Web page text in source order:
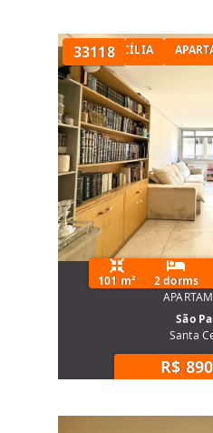
33118
NA SANTA CECÍLIA
101 m² 2 dorms
São
Santa
R$